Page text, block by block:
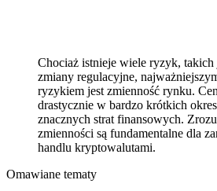
Chociaż istnieje wiele ryzyk, takich
zmiany regulacyjne,
ryzykiem jest zmienność rynku.
drastycznie w bardzo krótkich
znacznych strat finansowych.
zmienności są fundamentalne dla
handlu kryptowalutami.
Omawiane tematy